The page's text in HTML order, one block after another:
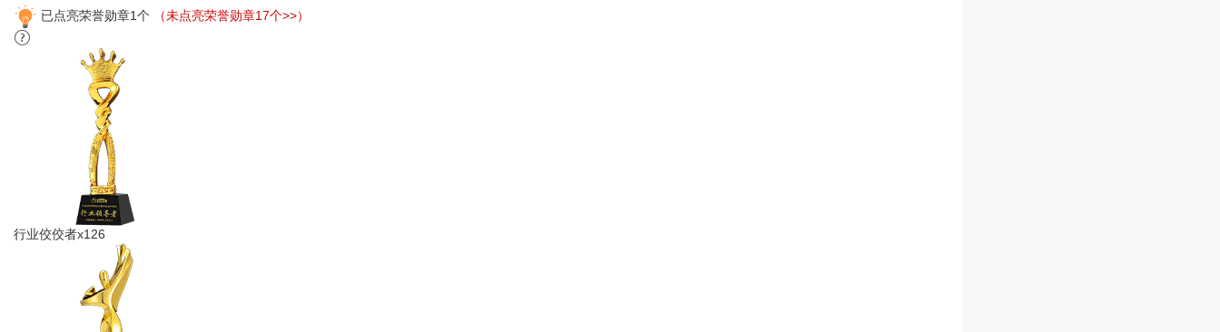
已点亮荣誉勋章1个 （未点亮荣誉勋章17个>>）
行业佼佼者x126